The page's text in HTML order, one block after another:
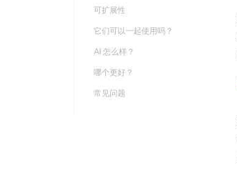
可扩展性
它们可以一起使用吗？
AI 怎么样？
哪个更好？
常见问题